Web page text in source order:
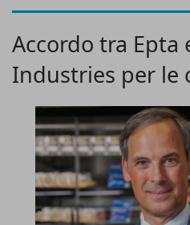
digestivi e probiotici, per
di9milaordini l'annosi è
specializzata nello sviluppo di
di magazzino, ridurre tempi e
la crescita competitiva delle
Accordo tra Epta
Industries per le
Misa